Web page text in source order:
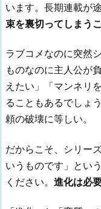
います。長期連載が
束を裏切ってしまう
ラブコメなのに突然
ものなのに主人公が
えたい」「マンネリ
ることもあるでしょ
頼の破壊に等しい。
だからこそ、シリー
いうものです」とい
ください。 進化は必